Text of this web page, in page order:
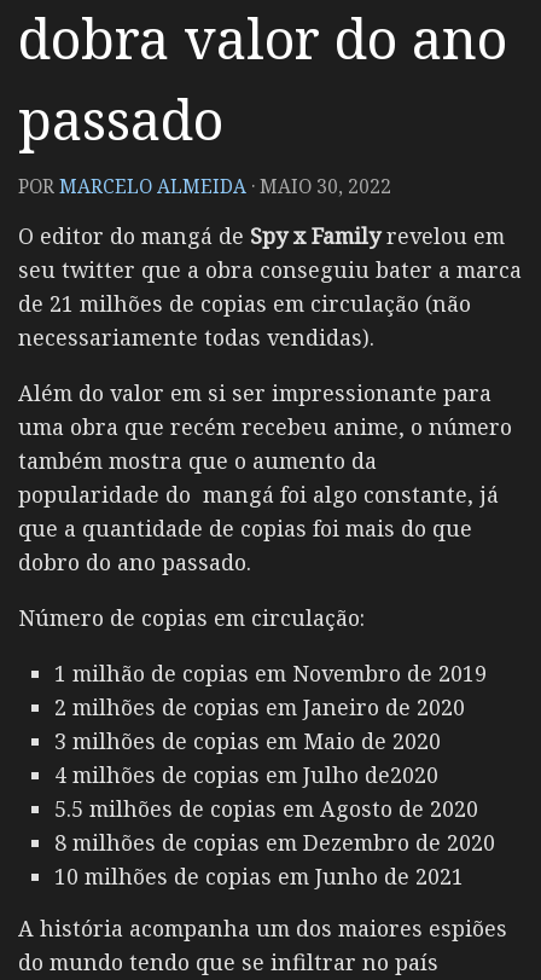
dobra valor do ano
passado
PORMARCELO ALMEIDA ·MAIO 30, 2022
O editor do mangá de Spy x Familyrevelou em
seu twitter que a obra conseguiu bater a marca
de 21 milhões de copias em circulação (não
necessariamente todas vendidas).
Além do valor em si ser impressionante para
uma obra que recém recebeu anime, o número
também mostra que o aumento da
popularidade do mangá foi algo constante, já
que a quantidade de copias foi mais do que
dobro do ano passado.
Número de copias em circulação:
1 milhão de copias em Novembro de 2019
2 milhões de copias em Janeiro de 2020
3 milhões de copias em Maio de 2020
4 milhões de copias em Julho de2020
5.5 milhões de copias em Agosto de 2020
8 milhões de copias em Dezembro de 2020
10 milhões de copias em Junho de 2021
A história acompanha um dos maiores espiões
do mundo tendo que se infiltrar no país